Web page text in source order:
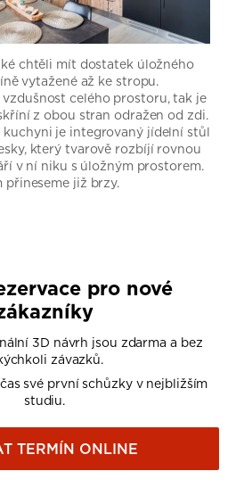
chtěli mít dostatek úložného
vytažené až ke stropu.
celého prostoru, tak je
z obou stran odražen od zdi.
je integrovaný jídelní stůl
který tvarově rozbíjí rovnou
v ní niku s úložným prostorem.
přineseme již brzy.
pro nové
3D návrh jsou zdarma a bez
závazků.
své první schůzky v nejbližším
studiu.
TERMÍN ONLINE